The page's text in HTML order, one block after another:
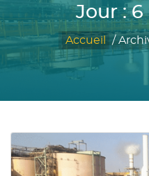
Jour :6
Accueil /